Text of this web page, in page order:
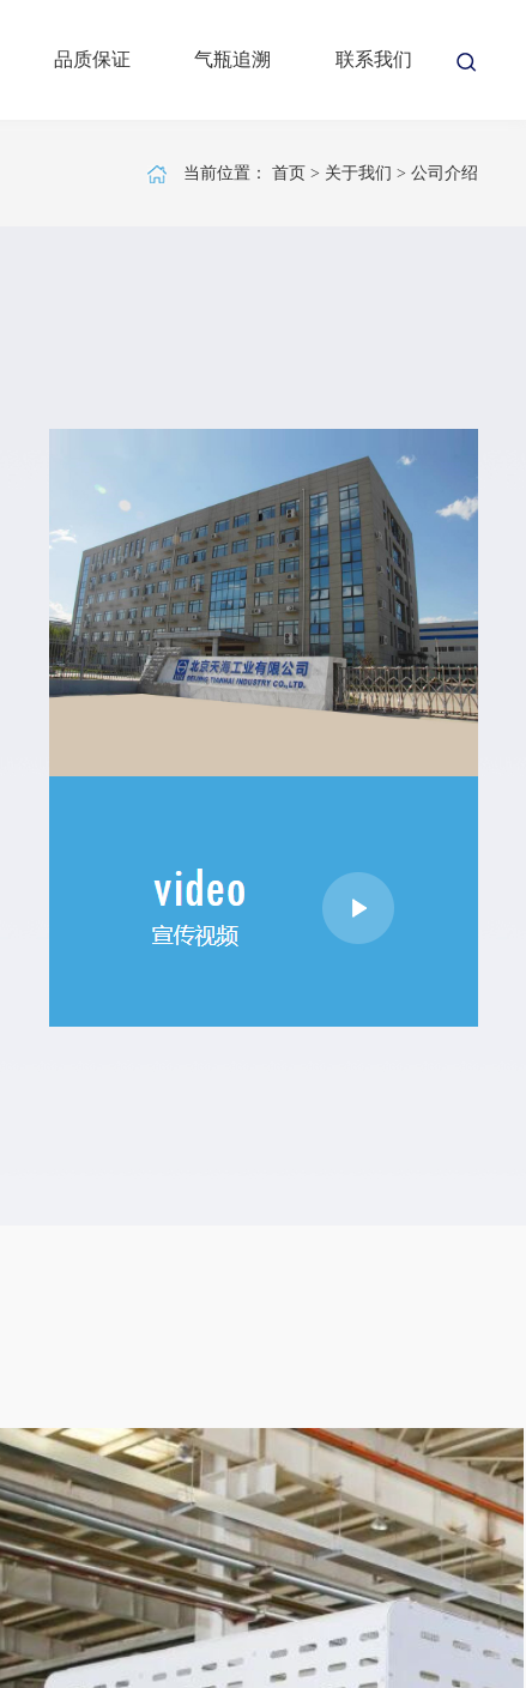
品质保证 气瓶追溯 联系我们
当前位置： 首页> 关于我们 > 公司介绍